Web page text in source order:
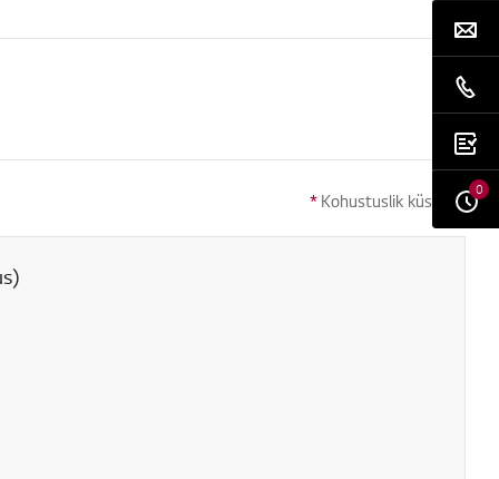
* Kohustuslik küsimus
0